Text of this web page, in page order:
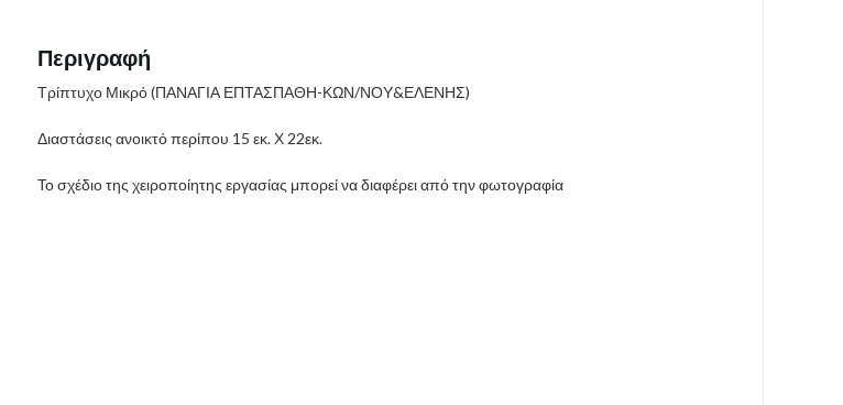
Περιγραφή
Τρίπτυχο Μικρό (ΠΑΝΑΓΙΑ ΕΠΤΑΣΠΑΘΗ-ΚΩΝ/ΝΟΥ&ΕΛΕΝΗΣ)
Διαστάσεις ανοικτό περίπου 15 εκ. Χ 22εκ.
Το σχέδιο της χειροποίητης εργασίας μπορεί να διαφέρει από την φωτογραφία